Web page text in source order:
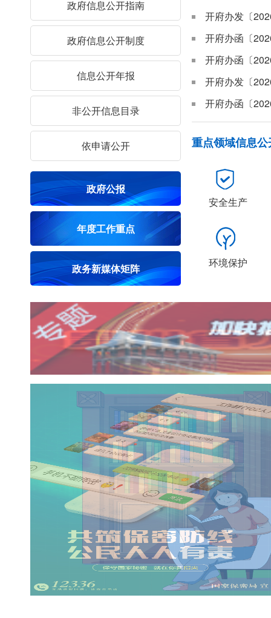
政府信息公开指南
政府信息公开制度
信息公开年报
非公开信息目录
依申请公开
政府公报
年度工作重点
政务新媒体矩阵
重点领域信息公
安全生产
环境保护